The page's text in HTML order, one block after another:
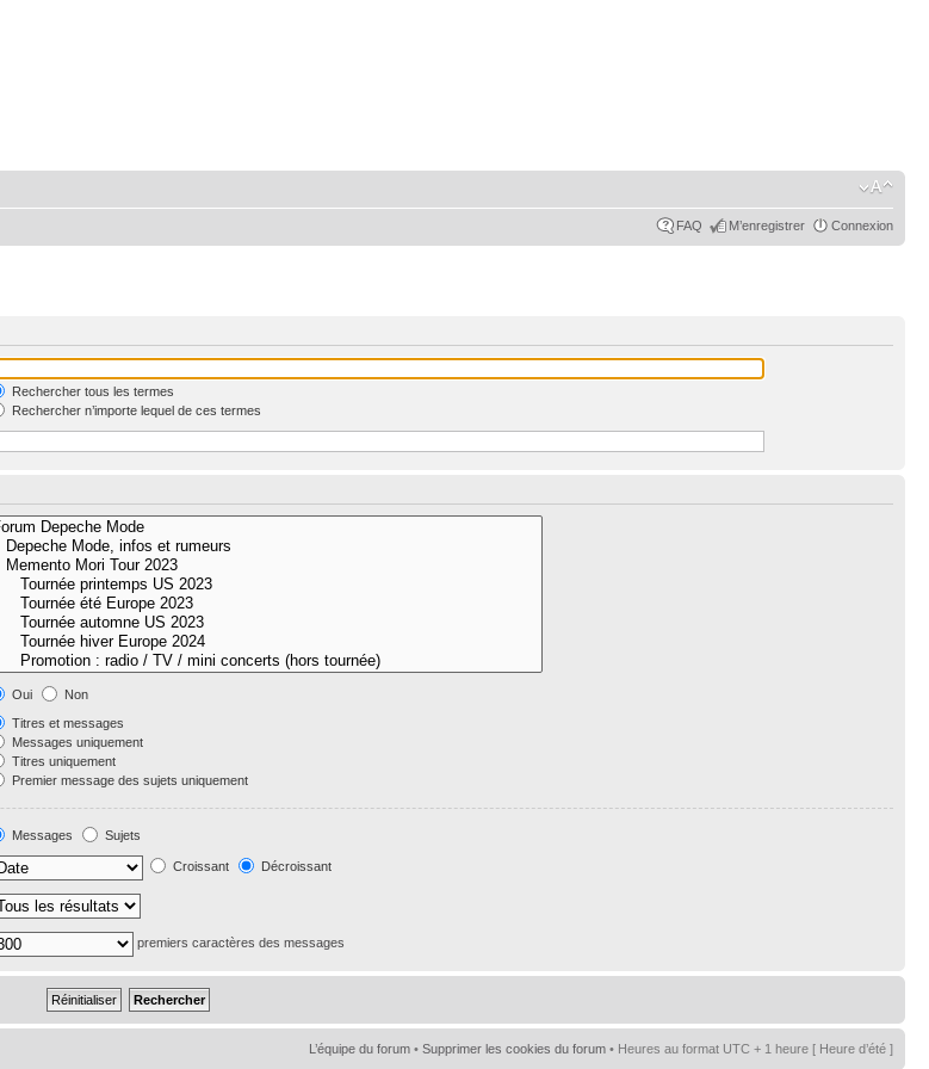
FAQ M’enregistrer Connexion
Rechercher tous les termes
Rechercher n’importe lequel de ces termes
Oui
Non
Titres et messages
Messages uniquement
Titres uniquement
Premier message des sujets uniquement
Messages
Sujets
Croissant Décroissant
premiers caractères des messages
L’équipe du forum • Supprimer les cookies du forum • Heures au format UTC + 1 heure [ Heure d’été ]